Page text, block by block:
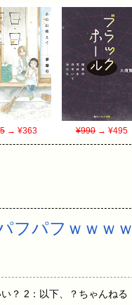
→ ¥363 ¥990→ ¥495
フパフｗｗｗｗ
？ 2：以下、？ちゃんねる